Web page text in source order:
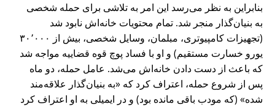
بنابراین به نظر می‌رسد این امر به تلاشی برای حمله شخصی
به بنیان‌گذار منجر شد. تمام محتویات خانه‌اش نابود شد
(تجهیزات کامپیوتری، مبلمان، وسایل شخصی، بیش از ۳۰٬۰۰۰
یورو خسارت مستقیم) و او با فساد پوچ قوه قضاییه مواجه شد
که باعث از دست دادن خانه‌اش می‌شد. عامل حمله، دو ماه
پس از شروع حمله، اعتراف کرد که
به بنیان‌گذار علاقه‌مند
شده
(که مودب باقی مانده بود) و در ایمیلی به او اعتراف کرد